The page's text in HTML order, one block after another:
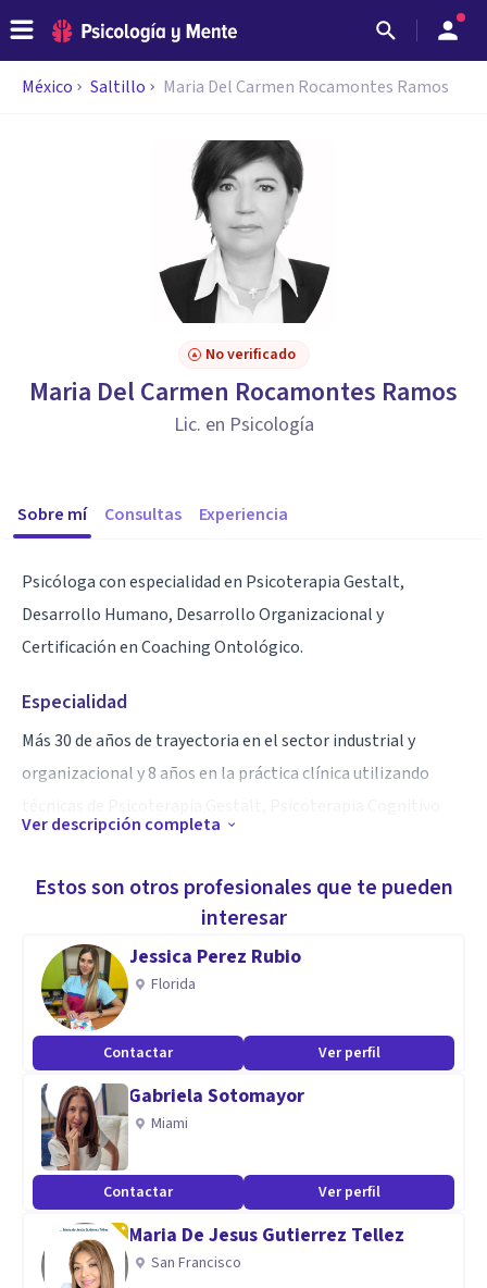
México Saltillo Maria Del Carmen Rocamontes Ramos
No verificado
Maria Del Carmen Rocamontes Ramos
Lic. en Psicología
Sobre mí Consultas Experiencia
Psicóloga con especialidad en Psicoterapia Gestalt,
Desarrollo Humano, Desarrollo Organizacional y
Certificación en Coaching Ontológico.
Especialidad
Más 30 de años de trayectoria en el sector industrial y
organizacional y 8 años en la práctica clínica utilizando
conductual y coaching, atendiendo principalmente
emocionales (ansiedad, estrés cotidiano y laboral,
y de interacción.
Aptitudes
Terapia Individual, de Pareja y Adolecentes, Coaching de
Vida y Laboral
Ver descripción completa
Estos son otros profesionales que te pueden
interesar
Jessica Perez Rubio
Florida
Contactar Ver perfil
Gabriela Sotomayor
Miami
Contactar Ver perfil
Maria De Jesus Gutierrez Tellez
San Francisco